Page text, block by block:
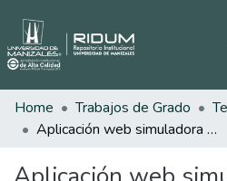
Home Trabajos de Grado
Aplicación web simuladora de las prácticas de los análisis de calidad del agua realizadas en el laboratorio de ingeniería ambiental y sanitaria de la Universidad del Cauca